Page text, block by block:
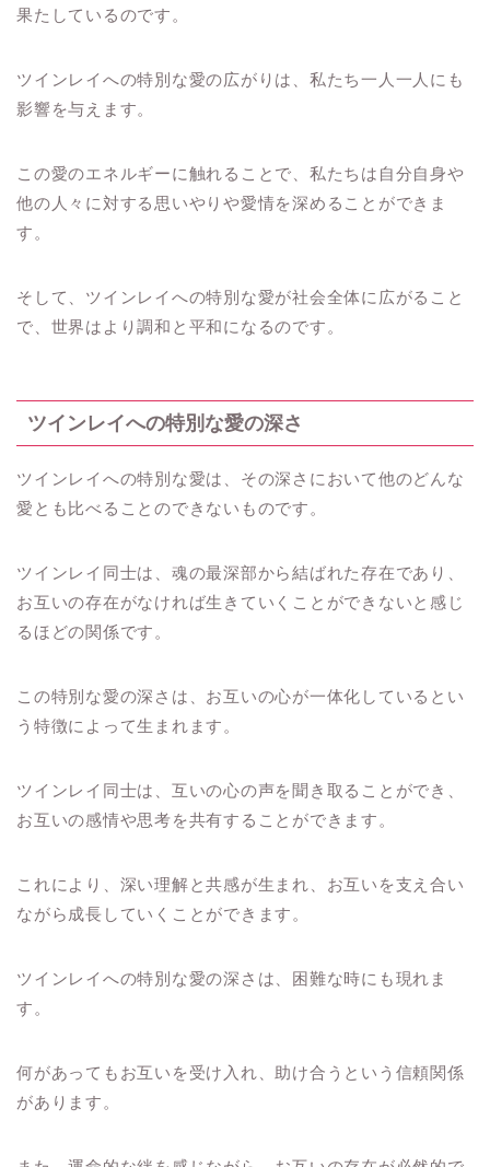
果たしているのです。
ツインレイへの特別な愛の広がりは、私たち一人一人にも
影響を与えます。
この愛のエネルギーに触れることで、私たちは自分自身や
他の人々に対する思いやりや愛情を深めることができま
す。
そして、ツインレイへの特別な愛が社会全体に広がること
で、世界はより調和と平和になるのです。
ツインレイへの特別な愛の深さ
ツインレイへの特別な愛は、その深さにおいて他のどんな
愛とも比べることのできないものです。
ツインレイ同士は、魂の最深部から結ばれた存在であり、
お互いの存在がなければ生きていくことができないと感じ
るほどの関係です。
この特別な愛の深さは、お互いの心が一体化しているとい
う特徴によって生まれます。
ツインレイ同士は、互いの心の声を聞き取ることができ、
お互いの感情や思考を共有することができます。
これにより、深い理解と共感が生まれ、お互いを支え合い
ながら成長していくことができます。
ツインレイへの特別な愛の深さは、困難な時にも現れま
す。
何があってもお互いを受け入れ、助け合うという信頼関係
があります。